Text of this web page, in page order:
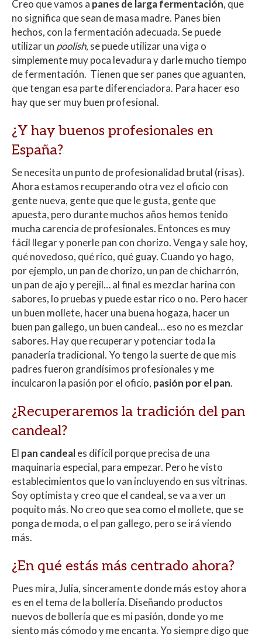
Creo que vamos a panes de larga fermentación, que
no significa que sean de masa madre. Panes bien
hechos, con la fermentación adecuada. Se puede
utilizar un poolish, se puede utilizar una viga o
simplemente muy poca levadura y darle mucho tiempo
de fermentación. Tienen que ser panes que aguanten,
que tengan esa parte diferenciadora. Para hacer eso
hay que ser muy buen profesional.
¿Y hay buenos profesionales en
España?
Se necesita un punto de profesionalidad brutal (risas).
Ahora estamos recuperando otra vez el oficio con
gente nueva, gente que que le gusta, gente que
apuesta, pero durante muchos años hemos tenido
mucha carencia de profesionales. Entonces es muy
fácil llegar y ponerle pan con chorizo. Venga y sale hoy,
qué novedoso, qué rico, qué guay. Cuando yo hago,
por ejemplo, un pan de chorizo, un pan de chicharrón,
un pan de ajo y perejil… al final es mezclar harina con
sabores, lo pruebas y puede estar rico o no. Pero hacer
un buen mollete, hacer una buena hogaza, hacer un
buen pan gallego, un buen candeal… eso no es mezclar
sabores. Hay que recuperar y potenciar toda la
panadería tradicional. Yo tengo la suerte de que mis
padres fueron grandísimos profesionales y me
inculcaron la pasión por el oficio, pasión por el pan.
¿Recuperaremos la tradición del pan
candeal?
El pan candeales difícil porque precisa de una
maquinaria especial, para empezar. Pero he visto
establecimientos que lo van incluyendo en sus vitrinas.
Soy optimista y creo que el candeal, se va a ver un
poquito más. No creo que sea como el mollete, que se
ponga de moda, o el pan gallego, pero se irá viendo
más.
¿En qué estás más centrado ahora?
Pues mira, Julia, sinceramente donde más estoy ahora
es en el tema de la bollería. Diseñando productos
nuevos de bollería que es mi pasión, donde yo me
siento más cómodo y me encanta. Yo siempre digo que